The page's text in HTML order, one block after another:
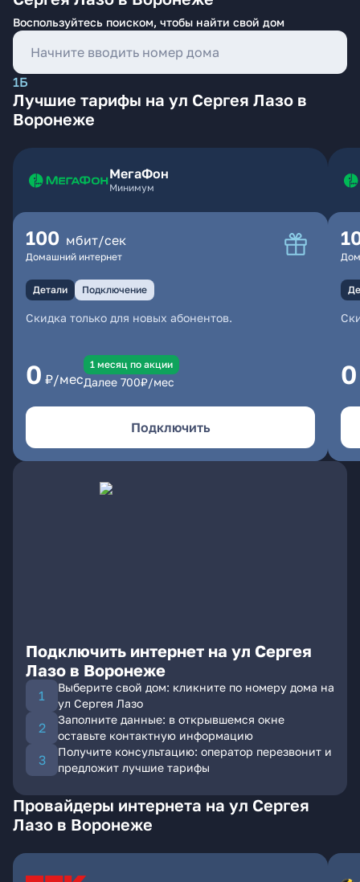
Воспользуйтесь поиском, чтобы найти свой дом
1Б
Лучшие тарифы на ул Сергея Лазо в
Воронеже
МегаФон
Минимум
100 мбит/сек
Домашний интернет
Детали Подключение
Скидка только для новых абонентов.
0 ₽/мес
1 месяц по акции
Далее 700₽/мес
Подключить
0
Подключить интернет на ул Сергея
Лазо в Воронеже
Выберите свой дом: кликните по номеру дома на
ул Сергея Лазо
Заполните данные: в открывшемся окне
оставьте контактную информацию
Получите консультацию: оператор перезвонит и
предложит лучшие тарифы
Провайдеры интернета на ул Сергея
Лазо в Воронеже